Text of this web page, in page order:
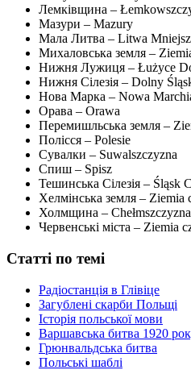
Лемківщина –
Мазури – Mazury
Мала Литва – Litwa
Михаловська земля –
Нижня Лужиця – Łużyce
Нижня Сілезія – Dolny
Нова Марка – Nowa
Орава – Orawa
Перемишльська земля –
Полісся – Polesie
Сувалки – Suwalszczyzna
Спиш – Spisz
Тешинська Сілезія – Śląsk
Хелмінська земля – Ziemia
Холмщина – Chełmszczyzna
Червенські міста – Ziemia
Статті по темі
Радіостанція в Глівіце
Загублені скарби Польщі
Історія польської мови
Варшавська битва 1920
Грюнвальдська битва
Польські шаблі